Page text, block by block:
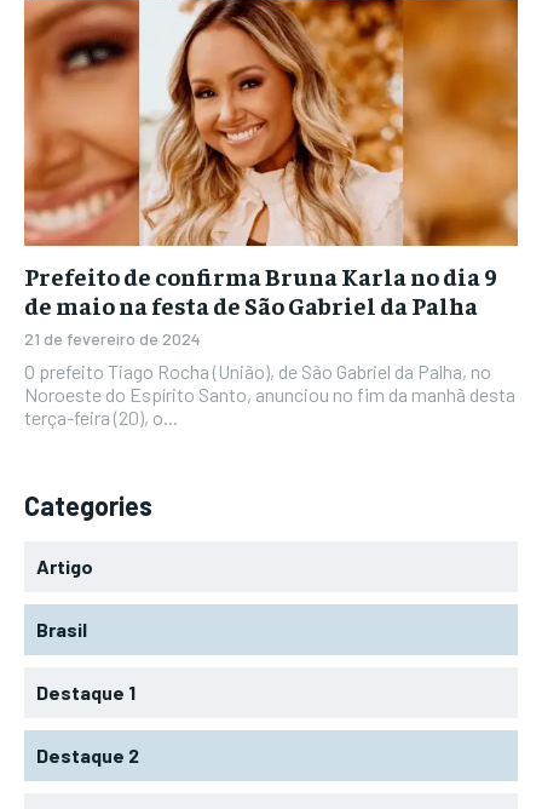
Prefeito de confirma Bruna Karla no dia 9
de maio na festa de São Gabriel da Palha
21 de fevereiro de 2024
O prefeito Tiago Rocha (União), de São Gabriel da Palha, no
Noroeste do Espírito Santo, anunciou no fim da manhã desta
terça-feira (20), o...
Categories
Artigo
Brasil
Destaque 1
Destaque 2